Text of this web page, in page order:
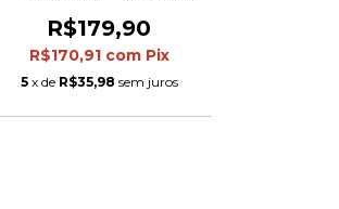
com detalhes em amarelo e
laranja
R$179,90
R$170,91 com Pix
5 x de R$35,98 sem juros